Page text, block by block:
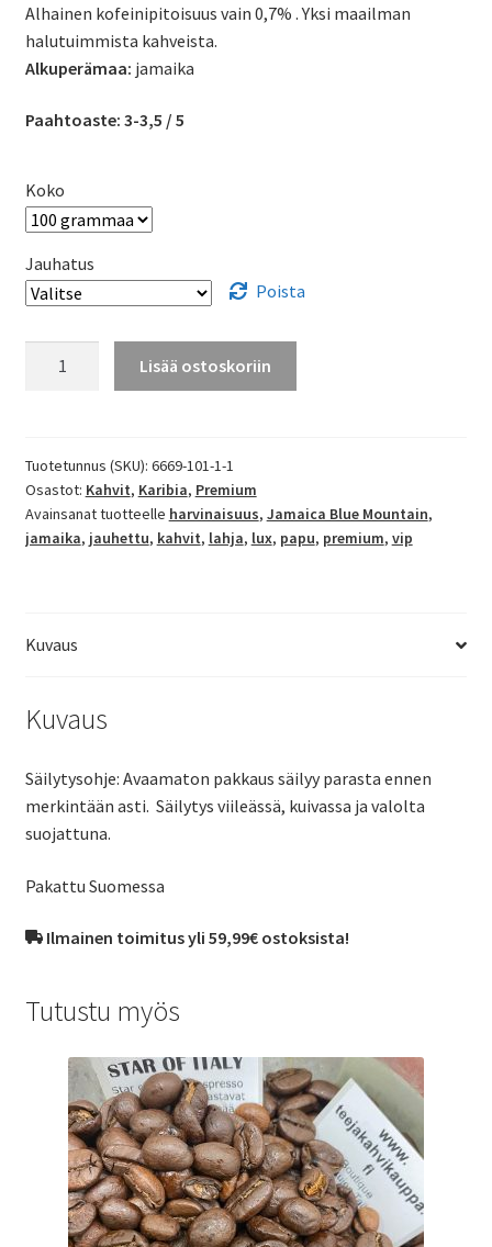
Alhainen kofeinipitoisuus vain 0,7% . Yksi maailman
halutuimmista kahveista.
Alkuperämaa: jamaika
Paahtoaste: 3-3,5 / 5
Koko
Jauhatus
Poista
Lisää ostoskoriin
Tuotetunnus (SKU): 6669-101-1-1
Osastot: Kahvit, Karibia, Premium
Avainsanat tuotteelle harvinaisuus, Jamaica Blue Mountain,
jamaika, jauhettu, kahvit, lahja, lux, papu, premium, vip
Kuvaus
Kuvaus
Säilytysohje: Avaamaton pakkaus säilyy parasta ennen
merkintään asti. Säilytys viileässä, kuivassa ja valolta
suojattuna.
Pakattu Suomessa
Ilmainen toimitus yli 59,99€ ostoksista!
Tutustu myös